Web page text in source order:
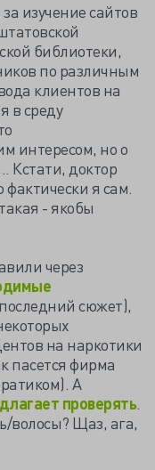
изучение сайтов
библиотеки,
по различным
клиентов на
в среду
интересом, но о
Кстати, доктор
я сам.
- якобы
через
сюжет),
на наркотики
пасется фирма
А
проверять.
волосы? Щаз, ага,